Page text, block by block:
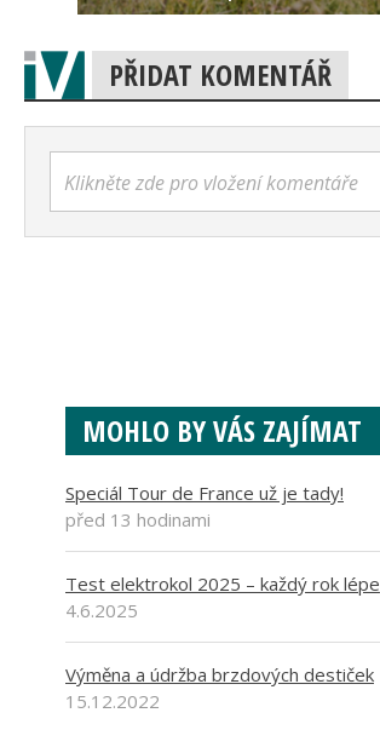
PŘIDAT KOMENTÁŘ
Klikněte zde pro vložení komentáře
MOHLO BY VÁS ZAJÍMAT
Speciál Tour de France už je tady!
před 13 hodinami
Test elektrokol 2025 – každý rok lépe
4.6.2025
Výměna a údržba brzdových destiček
15.12.2022